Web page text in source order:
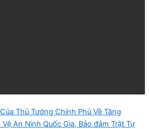
Thủ Tướng Chính Phủ Về Tăng
An Ninh Quốc Gia, Bảo đảm Trật Tự